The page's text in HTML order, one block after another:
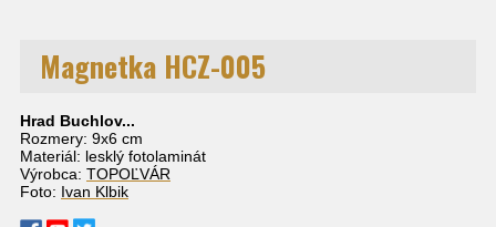
Magnetka HCZ-005
Hrad Buchlov...
Rozmery: 9x6 cm
Materiál: lesklý fotolaminát
Výrobca: TOPOĽVÁR
Foto: Ivan Klbik